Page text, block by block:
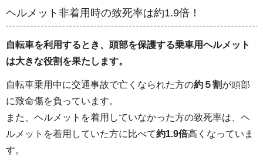
ヘルメット非着用時の致死率は約1.9倍！
自転車を利用するとき、頭部を保護する乗車用ヘルメット
は大きな役割を果たします。
自転車乗用中に交通事故で亡くなられた方の約５割が頭部
に致命傷を負っています。
また、ヘルメットを着用していなかった方の致死率は、ヘ
ルメットを着用していた方に比べて約1.9倍高くなっていま
す。